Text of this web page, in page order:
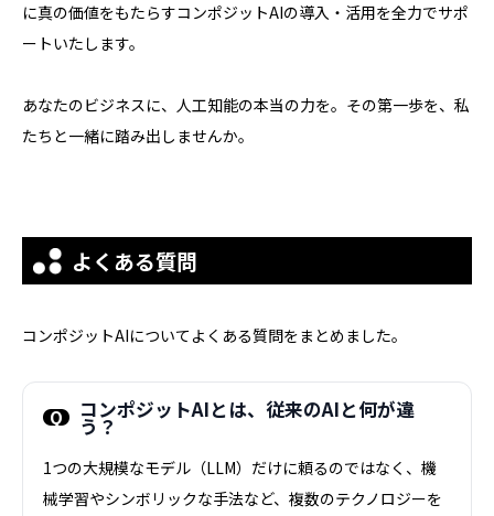
に真の価値をもたらすコンポジットAIの導入・活用を全力でサポ
ートいたします。
あなたのビジネスに、人工知能の本当の力を。その第一歩を、私
たちと一緒に踏み出しませんか。
よくある質問
コンポジットAIについてよくある質問をまとめました。
コンポジットAIとは、従来のAIと何が違
う？
1つの大規模なモデル（LLM）だけに頼るのではなく、機
械学習やシンボリックな手法など、複数のテクノロジーを